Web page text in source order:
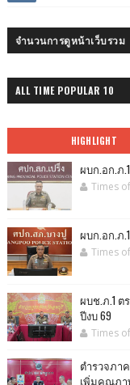
จำนวนการดูหน้าเว็บรวม
ALL TIME POPULAR 10
HIGHLIGHT
ผบก.อก.ภ
Times
ผบก.อก.ภ
Times
ผบช.ภ.1 ต
ปีงบ 69
Times
ตำรวจภา
เพิ่มคุณภา